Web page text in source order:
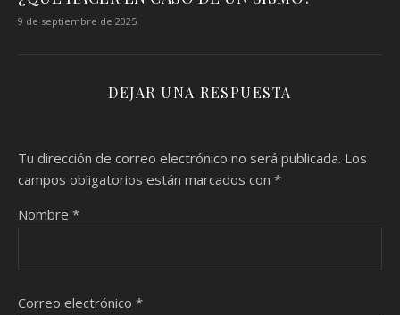
9 de septiembre de 2025
DEJAR UNA RESPUESTA
Tu dirección de correo electrónico no será publicada. Los
campos obligatorios están marcados con *
Nombre *
Correo electrónico *